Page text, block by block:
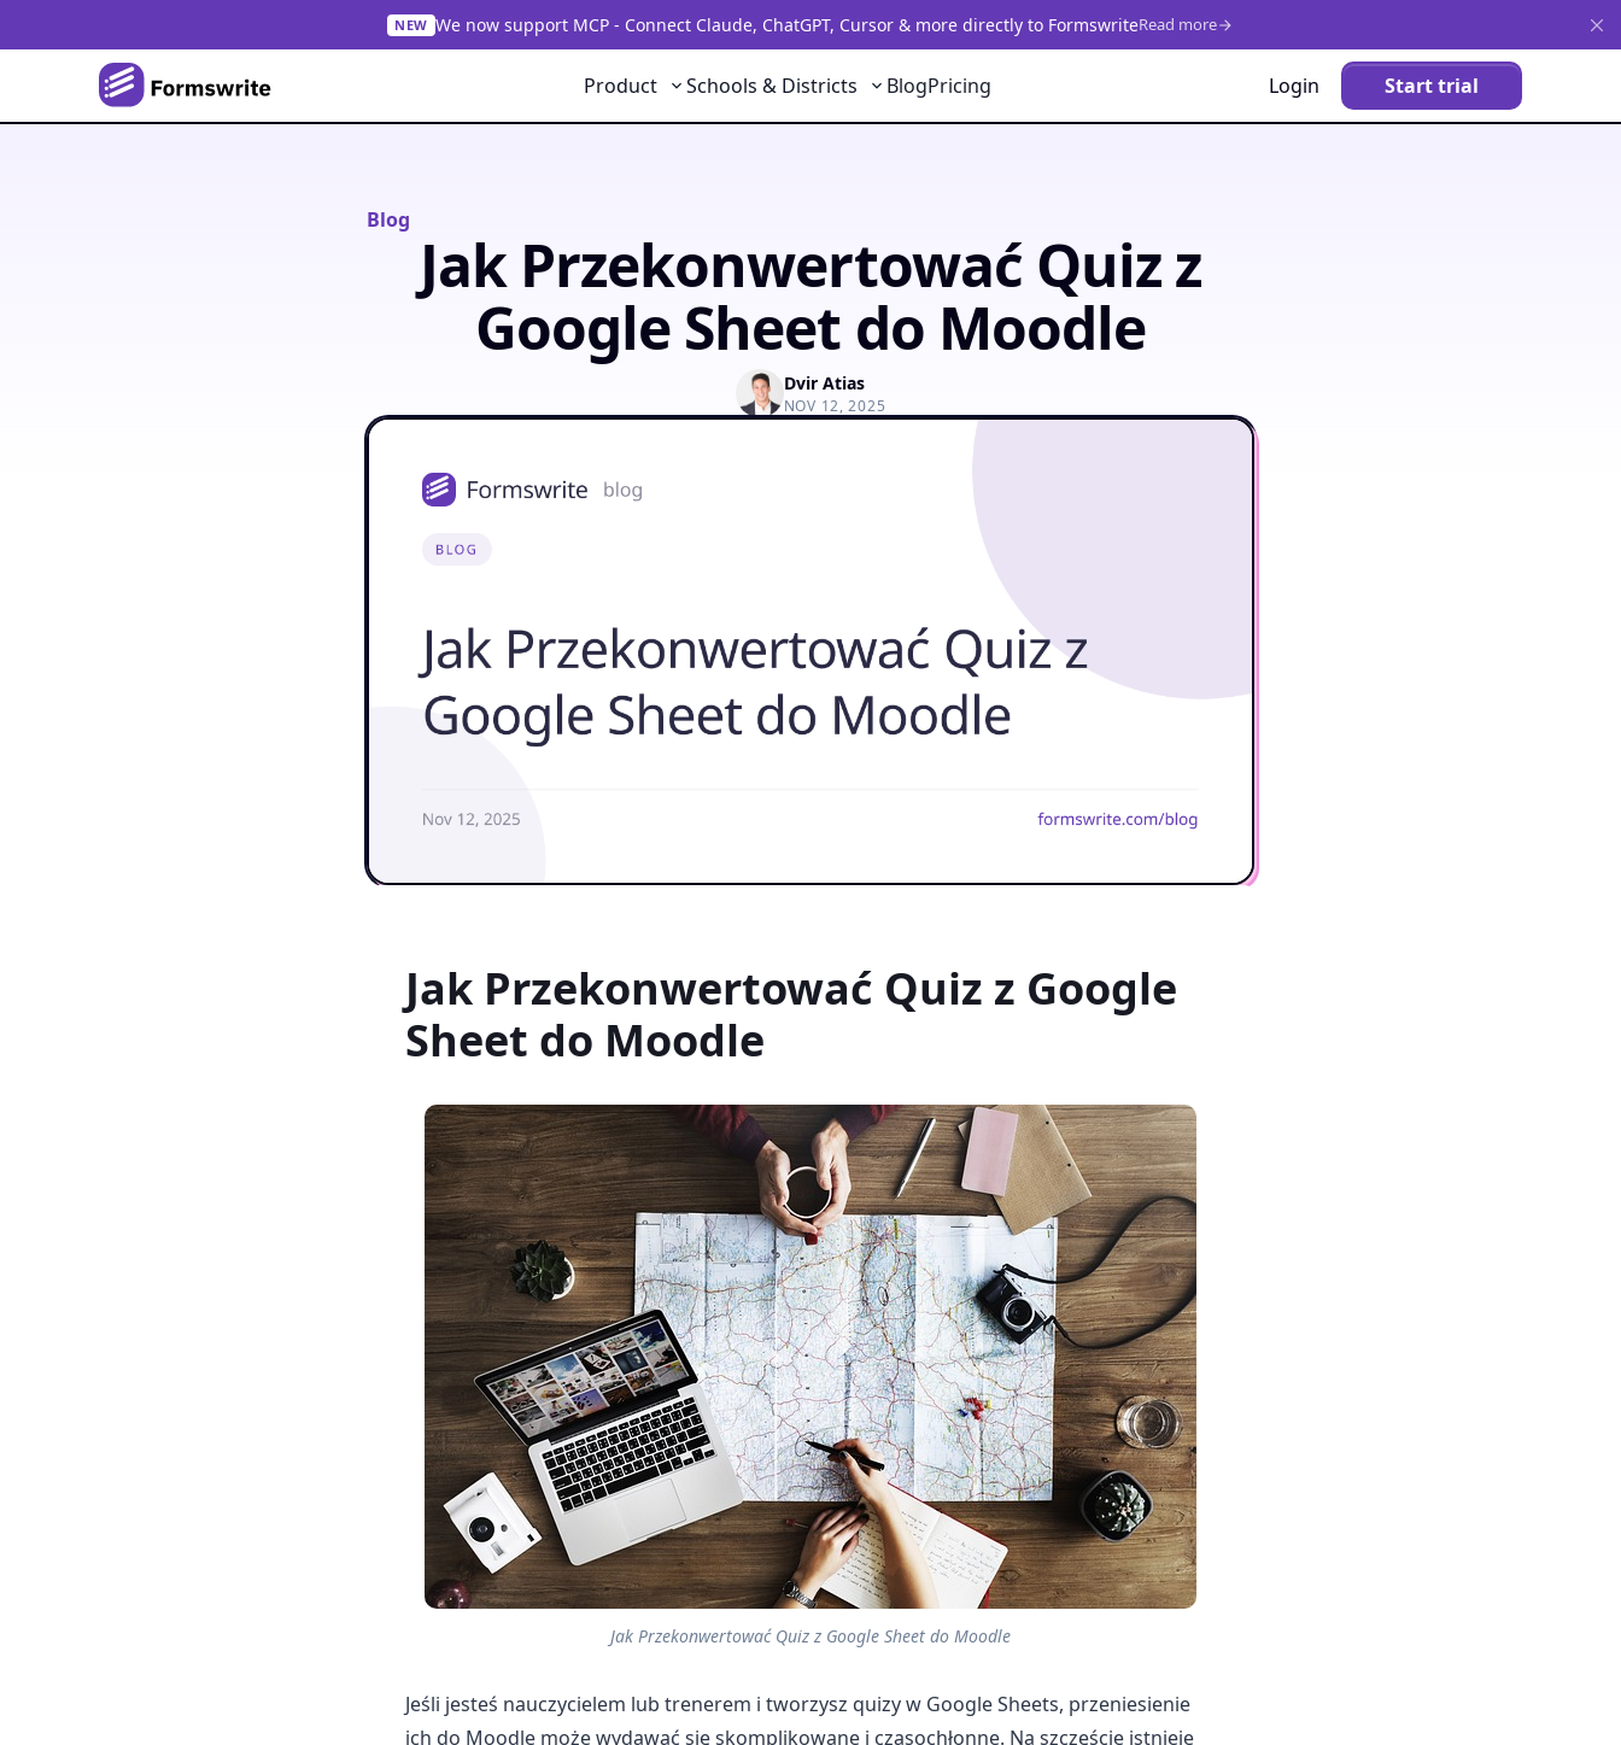
NEW We now support MCP - Connect Claude, ChatGPT, Cursor & more directly to FormswriteRead more
Product Schools & Districts BlogPricing Login Start trial
Blog
Jak Przekonwertować Quiz z
Google Sheet do Moodle
Dvir Atias
NOV 12, 2025
Jak Przekonwertować Quiz z Google
Sheet do Moodle
Jak Przekonwertować Quiz z Google Sheet do Moodle
Jeśli jesteś nauczycielem lub trenerem i tworzysz quizy w Google Sheets, przeniesienie
ich do Moodle może wydawać się skomplikowane i czasochłonne. Na szczęście istnieje